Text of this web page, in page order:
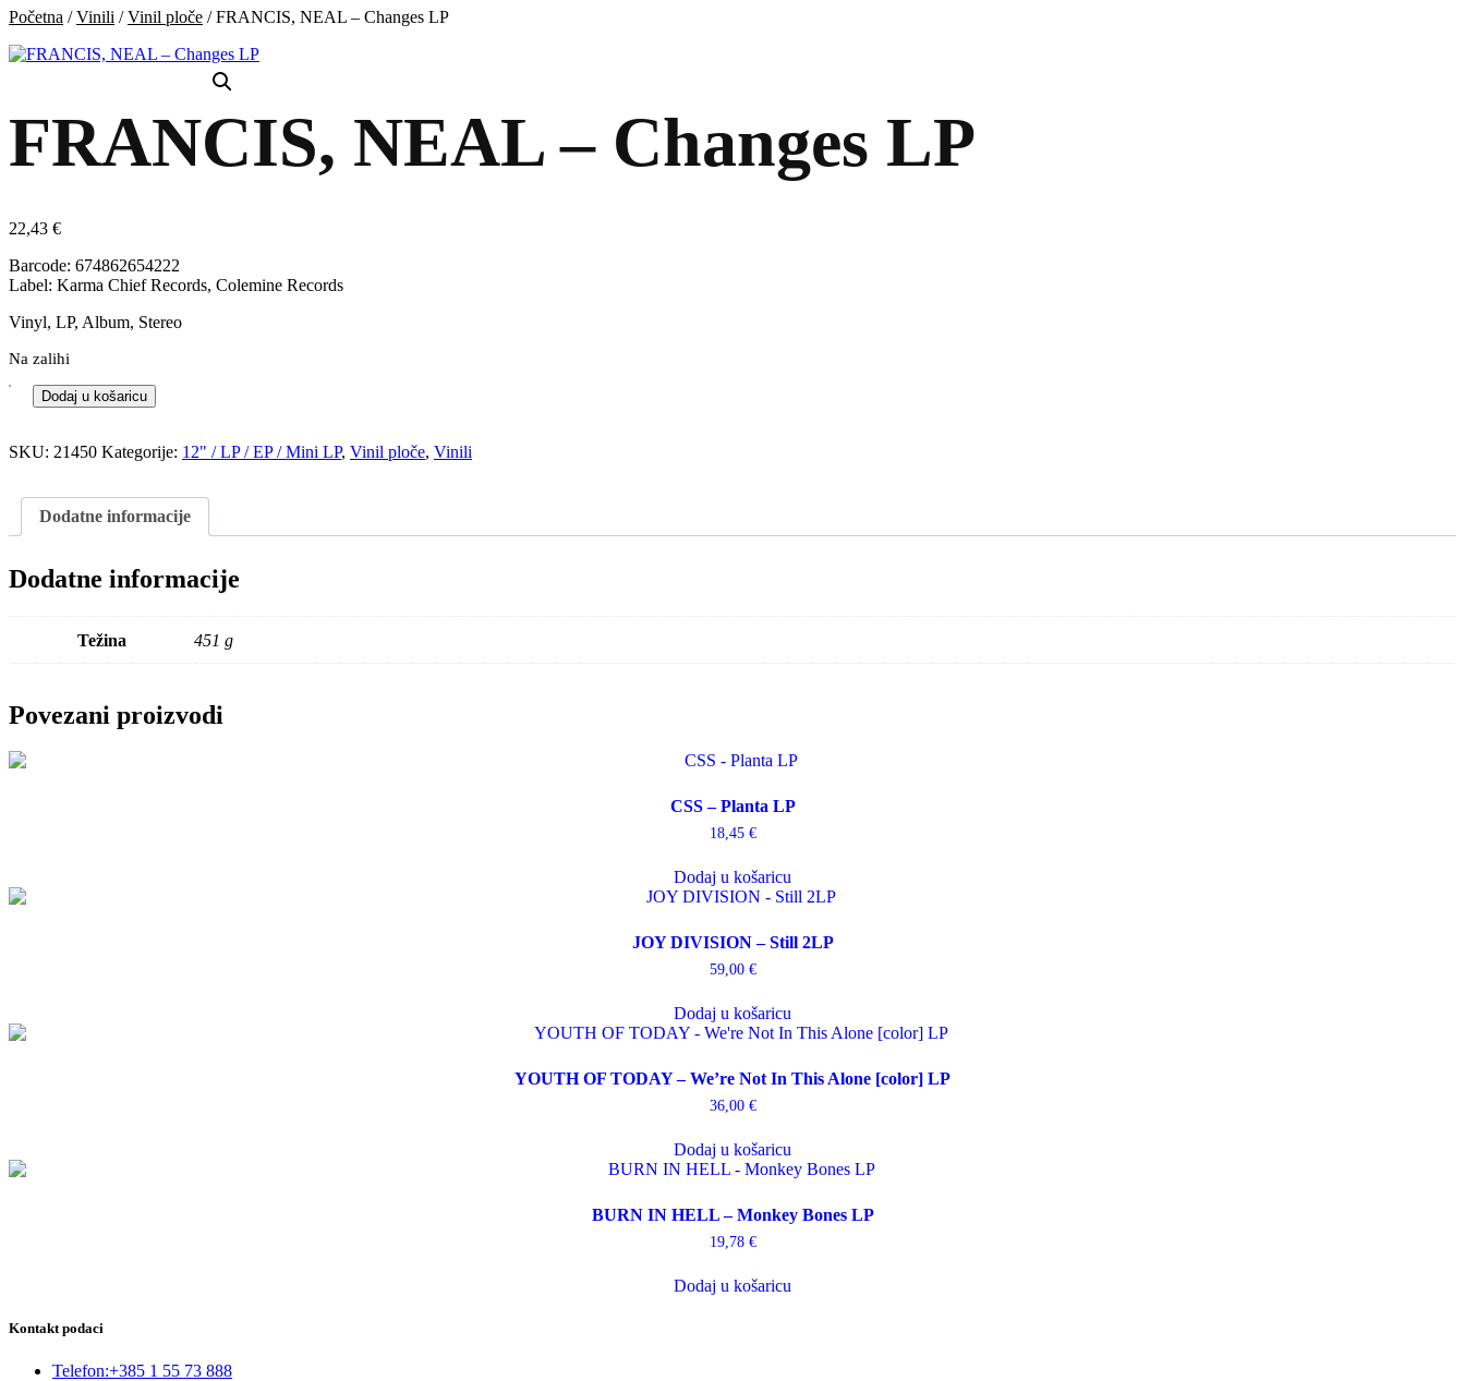
Početna /Vinili /Vinil ploče / FRANCIS, NEAL – Changes LP
FRANCIS, NEAL – Changes LP
22,43 €
Barcode: 674862654222
Label: Karma Chief Records, Colemine Records
Vinyl, LP, Album, Stereo
Na zalihi
Dodaj u košaricu
SKU: 21450 Kategorije: 12" / LP / EP / Mini LP, Vinil ploče, Vinili
Dodatne informacije
Dodatne informacije
Težina 451 g
Povezani proizvodi
CSS – Planta LP
18,45 €
Dodaj u košaricu
JOY DIVISION – Still 2LP
59,00 €
Dodaj u košaricu
YOUTH OF TODAY – We’re Not In This Alone [color] LP
36,00 €
Dodaj u košaricu
BURN IN HELL – Monkey Bones LP
19,78 €
Dodaj u košaricu
Kontakt podaci
Telefon:+385 1 55 73 888